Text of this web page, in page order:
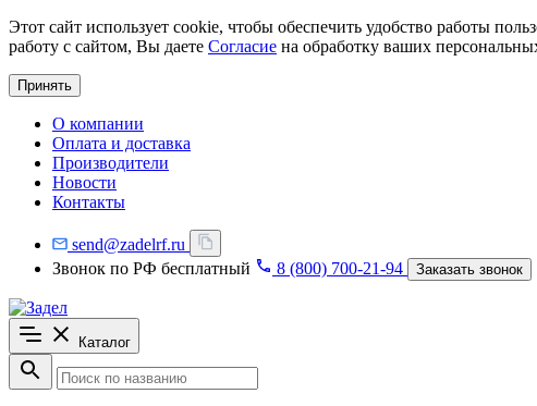
Этот сайт использует cookie, чтобы обеспечить удобство работы
работу с сайтом, Вы даете Согласие на обработку ваших
Принять
О компании
Оплата и доставка
Производители
Новости
Контакты
send@zadelrf.ru
Звонок по РФ бесплатный
8 (800) 700-21-94 Заказать звонок
Каталог